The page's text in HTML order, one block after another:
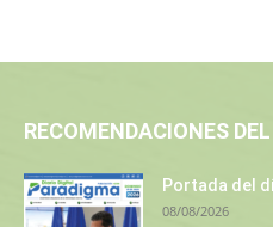
RECOMENDACIONES
Portada del
08/08/2026